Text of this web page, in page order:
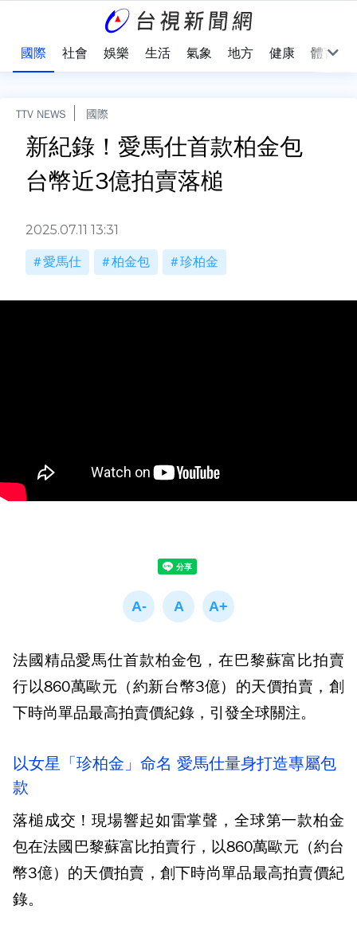
國際 社會 娛樂 生活 氣象 地方 健康 體育
TTV NEWS 國際
新紀錄！愛馬仕首款柏金包
台幣近3億拍賣落槌
2025.07.11 13:31
愛馬仕 柏金包 珍柏金
法國精品愛馬仕首款柏金包，在巴黎蘇富比拍賣
行以860萬歐元（約新台幣3億）的天價拍賣，創
下時尚單品最高拍賣價紀錄，引發全球關注。
以女星「珍柏金」命名 愛馬仕量身打造專屬包
款
落槌成交！現場響起如雷掌聲，全球第一款柏金
包在法國巴黎蘇富比拍賣行，以860萬歐元（約台
幣3億）的天價拍賣，創下時尚單品最高拍賣價紀
錄。